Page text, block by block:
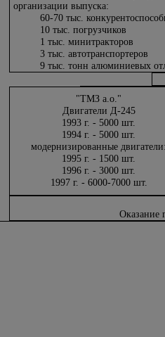
организации выпуска:
60-70 тыс.
10 тыс. погрузчиков
1 тыс. минитракторов
3 тыс. автотранспортеров
9 тыс. тонн алюминиевых
"ТМЗ а.о."
Двигатели Д-245
1993 г. - 5000 шт.
1994 г. - 5000 шт.
модернизированные
1995 г. - 1500 шт.
1996 г. - 3000 шт.
1997 г. - 6000-7000 шт.
Оказание